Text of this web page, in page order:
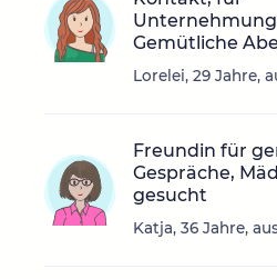
Gemütliche
Lorelei, 29 Jahre,
Freundin für
Gespräche,
gesucht
Katja, 36 Jahre,